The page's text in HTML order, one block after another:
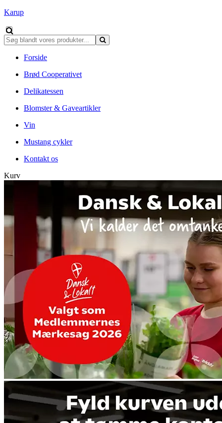
Karup
Forside
Brød Cooperativet
Delikatessen
Blomster & Gaveartikler
Vin
Mustang cykler
Kontakt os
Kurv